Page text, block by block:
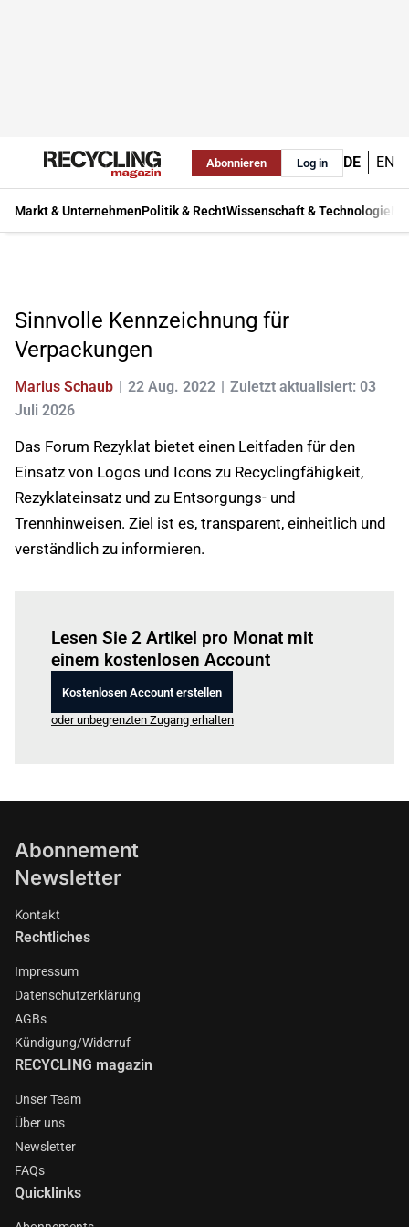
Abonnieren Log in DE EN
Markt & UnternehmenPolitik & RechtWissenschaft & Technologie
Sinnvolle Kennzeichnung für
Verpackungen
Marius Schaub 22 Aug. 2022
Zuletzt aktualisiert: 03
Juli 2026
Das Forum Rezyklat bietet einen Leitfaden für den
Einsatz von Logos und Icons zu Recyclingfähigkeit,
Rezyklateinsatz und zu Entsorgungs- und
Trennhinweisen. Ziel ist es, transparent, einheitlich und
verständlich zu informieren.
Lesen Sie 2 Artikel pro Monat mit
einem kostenlosen Account
Kostenlosen Account erstellen
oder unbegrenzten Zugang erhalten
Abonnement
Newsletter
Kontakt
Rechtliches
Impressum
Datenschutzerklärung
AGBs
Kündigung/Widerruf
RECYCLING magazin
Unser Team
Über uns
Newsletter
FAQs
Quicklinks